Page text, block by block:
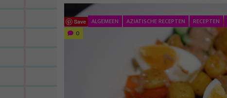
Save ALGEMEEN AZIATISCHE RECEPTEN RECEPTEN
0